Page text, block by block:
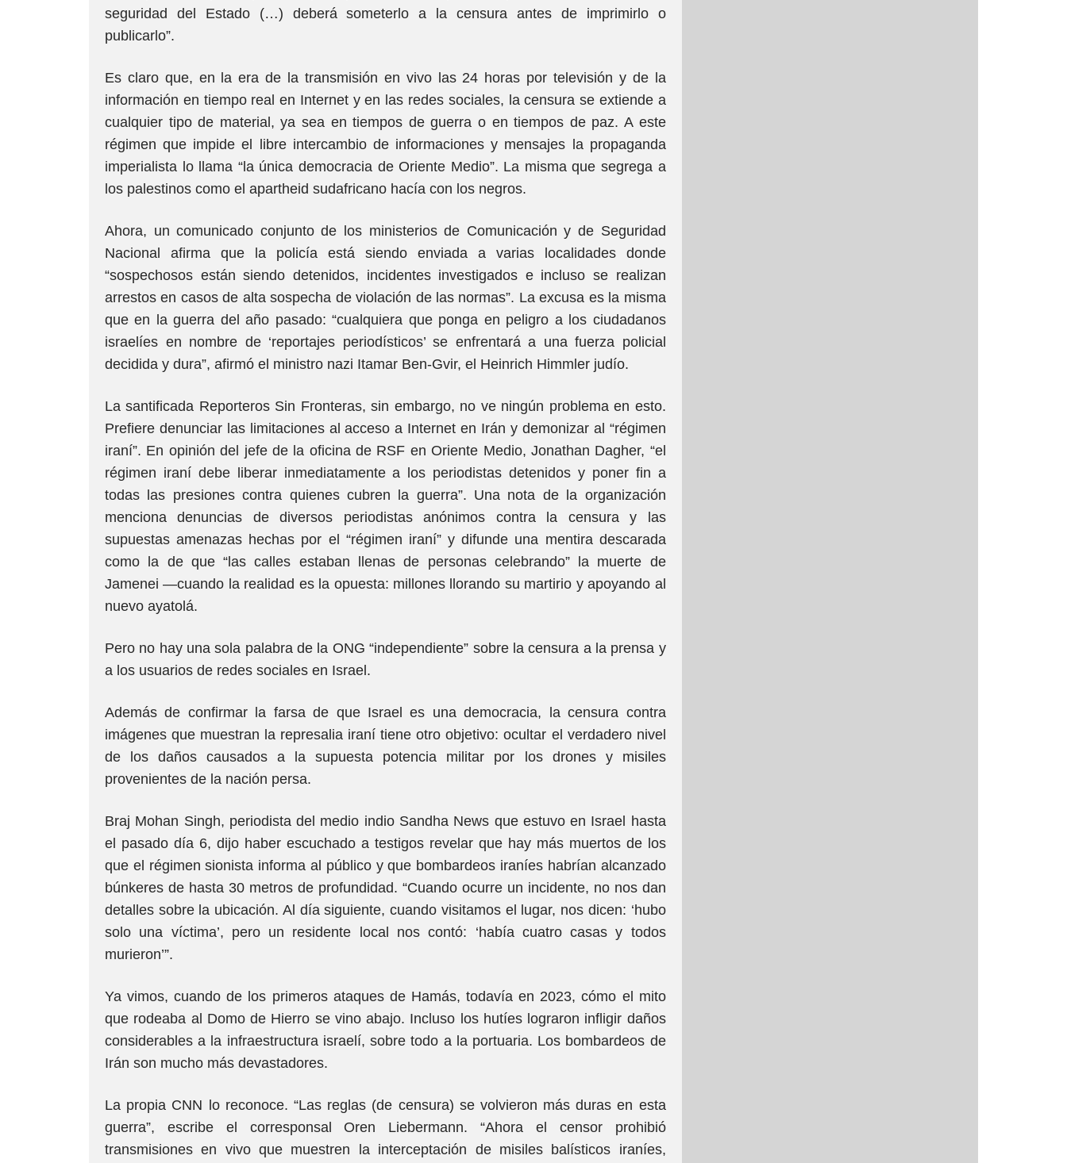
seguridad del Estado (…) deberá someterlo a la censura antes de imprimirlo o
publicarlo”.
Es claro que, en la era de la transmisión en vivo las 24 horas por televisión y de la
información en tiempo real en Internet y en las redes sociales, la censura se extiende a
cualquier tipo de material, ya sea en tiempos de guerra o en tiempos de paz. A este
régimen que impide el libre intercambio de informaciones y mensajes la propaganda
imperialista lo llama “la única democracia de Oriente Medio”. La misma que segrega a
los palestinos como el apartheid sudafricano hacía con los negros.
Ahora, un comunicado conjunto de los ministerios de Comunicación y de Seguridad
Nacional afirma que la policía está siendo enviada a varias localidades donde
“sospechosos están siendo detenidos, incidentes investigados e incluso se realizan
arrestos en casos de alta sospecha de violación de las normas”. La excusa es la misma
que en la guerra del año pasado: “cualquiera que ponga en peligro a los ciudadanos
israelíes en nombre de ‘reportajes periodísticos’ se enfrentará a una fuerza policial
decidida y dura”, afirmó el ministro nazi Itamar Ben-Gvir, el Heinrich Himmler judío.
La santificada Reporteros Sin Fronteras, sin embargo, no ve ningún problema en esto.
Prefiere denunciar las limitaciones al acceso a Internet en Irán y demonizar al “régimen
iraní”. En opinión del jefe de la oficina de RSF en Oriente Medio, Jonathan Dagher, “el
régimen iraní debe liberar inmediatamente a los periodistas detenidos y poner fin a
todas las presiones contra quienes cubren la guerra”. Una nota de la organización
menciona denuncias de diversos periodistas anónimos contra la censura y las
supuestas amenazas hechas por el “régimen iraní” y difunde una mentira descarada
como la de que “las calles estaban llenas de personas celebrando” la muerte de
Jamenei —cuando la realidad es la opuesta: millones llorando su martirio y apoyando al
nuevo ayatolá.
Pero no hay una sola palabra de la ONG “independiente” sobre la censura a la prensa y
a los usuarios de redes sociales en Israel.
Además de confirmar la farsa de que Israel es una democracia, la censura contra
imágenes que muestran la represalia iraní tiene otro objetivo: ocultar el verdadero nivel
de los daños causados a la supuesta potencia militar por los drones y misiles
provenientes de la nación persa.
Braj Mohan Singh, periodista del medio indio Sandha News que estuvo en Israel hasta
el pasado día 6, dijo haber escuchado a testigos revelar que hay más muertos de los
que el régimen sionista informa al público y que bombardeos iraníes habrían alcanzado
búnkeres de hasta 30 metros de profundidad. “Cuando ocurre un incidente, no nos dan
detalles sobre la ubicación. Al día siguiente, cuando visitamos el lugar, nos dicen: ‘hubo
solo una víctima’, pero un residente local nos contó: ‘había cuatro casas y todos
murieron’”.
Ya vimos, cuando de los primeros ataques de Hamás, todavía en 2023, cómo el mito
que rodeaba al Domo de Hierro se vino abajo. Incluso los hutíes lograron infligir daños
considerables a la infraestructura israelí, sobre todo a la portuaria. Los bombardeos de
Irán son mucho más devastadores.
La propia CNN lo reconoce. “Las reglas (de censura) se volvieron más duras en esta
guerra”, escribe el corresponsal Oren Liebermann. “Ahora el censor prohibió
transmisiones en vivo que muestren la interceptación de misiles balísticos iraníes,